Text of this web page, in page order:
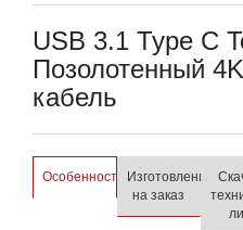
USB 3.1 Type C
Позолотенный
кабель
Особенности
Изготовление
на заказ